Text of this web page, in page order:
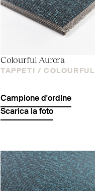
Colourful Aurora
TAPPETI / COLOURFUL
Campione d'ordine
Scarica la foto